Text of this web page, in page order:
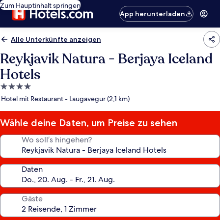
Zum Hauptinhalt springen
App herunterladen
Alle Unterkünfte anzeigen
Reykjavik Natura - Berjaya Iceland
Hotels
4.0-
Sterne-
Hotel mit Restaurant - Laugavegur (2,1 km)
Wähle deine Daten, um Preise zu sehen
Wo soll’s hingehen?
Daten
Gäste